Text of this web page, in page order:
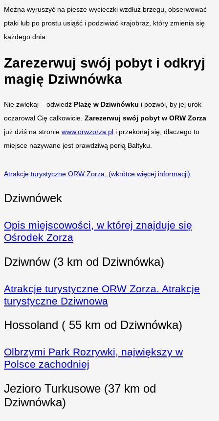
Można wyruszyć na piesze wycieczki wzdłuż brzegu, obserwować
ptaki lub po prostu usiąść i podziwiać krajobraz, który zmienia się
każdego dnia.
Zarezerwuj swój pobyt i odkryj
magię Dziwnówka
Nie zwlekaj – odwiedź Plażę w Dziwnówku i pozwól, by jej urok
oczarował Cię całkowicie. Zarezerwuj swój pobyt w ORW Zorza
już dziś na stronie www.orwzorza.pl i przekonaj się, dlaczego to
miejsce nazywane jest prawdziwą perłą Bałtyku.
Atrakcje turystyczne ORW Zorza. (wkrótce więcej informacji)
Dziwnówek
Opis miejscowości, w której znajduje się
Ośrodek Zorza
Dziwnów (3 km od Dziwnówka)
Atrakcje turystyczne ORW Zorza. Atrakcje
turystyczne Dziwnowa
Hossoland ( 55 km od Dziwnówka)
Olbrzymi Park Rozrywki, największy w
Polsce zachodniej
Jezioro Turkusowe (37 km od
Dziwnówka)